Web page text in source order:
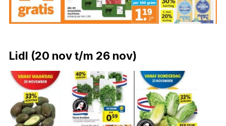
Lidl (20 nov t/m 26 nov)